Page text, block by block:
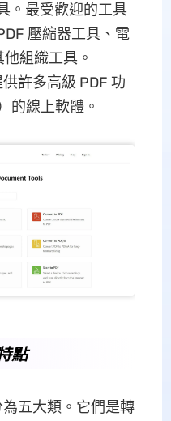
。最受歡迎的工具
壓縮器工具、電
組織工具。
許多高級 PDF 功
的線上軟體。
點
五大類。它們是轉